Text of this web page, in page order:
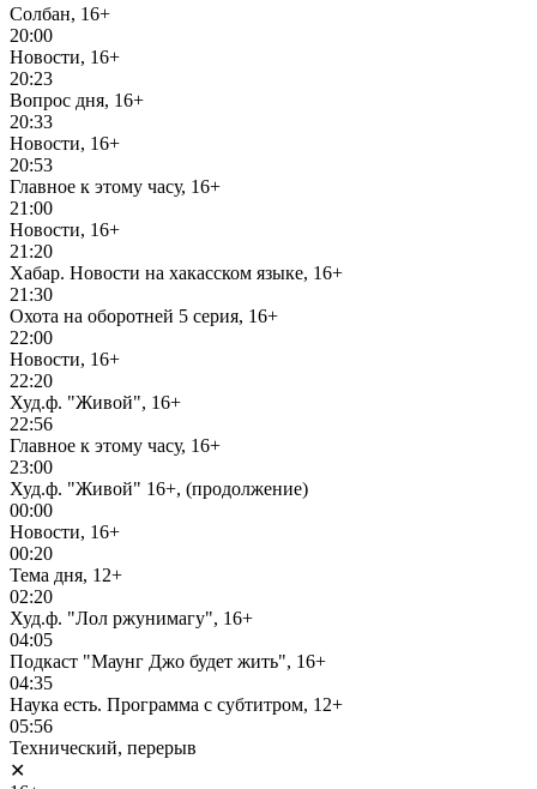
Солбан, 16+
20:00
Новости, 16+
20:23
Вопрос дня, 16+
20:33
Новости, 16+
20:53
Главное к этому часу, 16+
21:00
Новости, 16+
21:20
Хабар. Новости на хакасском языке, 16+
21:30
Охота на оборотней 5 серия, 16+
22:00
Новости, 16+
22:20
Худ.ф. "Живой", 16+
22:56
Главное к этому часу, 16+
23:00
Худ.ф. "Живой" 16+, (продолжение)
00:00
Новости, 16+
00:20
Тема дня, 12+
02:20
Худ.ф. "Лол ржунимагу", 16+
04:05
Подкаст "Маунг Джо будет жить", 16+
04:35
Наука есть. Программа с субтитром, 12+
05:56
Технический, перерыв
✕